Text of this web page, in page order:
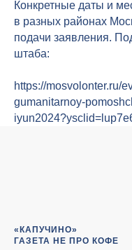
Конкретные даты и
в разных районах
подачи заявления.
штаба:
https://mosvolonter.ru/
gumanitarnoy-
«КАПУЧИНО»
ГАЗЕТА НЕ ПРО КОФЕ